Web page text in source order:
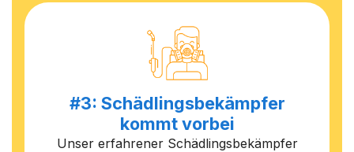
#3: Schädlingsbekämpfer
kommt vorbei
Unser erfahrener Schädlingsbekämpfer